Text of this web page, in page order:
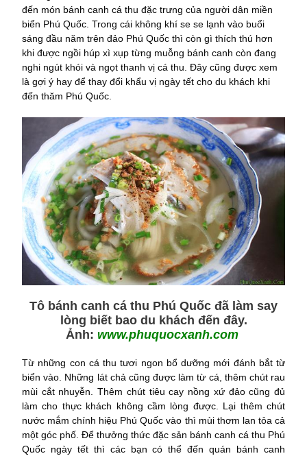
đến món bánh canh cá thu đặc trưng của người dân miền
biển Phú Quốc. Trong cái không khí se se lạnh vào buổi
sáng đầu năm trên đảo Phú Quốc thì còn gì thích thú hơn
khi được ngồi húp xì xụp từng muỗng bánh canh còn đang
nghi ngút khói và ngọt thanh vị cá thu. Đây cũng được xem
là gợi ý hay để thay đổi khẩu vị ngày tết cho du khách khi
đến thăm Phú Quốc.
Tô bánh canh cá thu Phú Quốc đã làm say
lòng biết bao du khách đến đây.
Ảnh: www.phuquocxanh.com
Từ những con cá thu tươi ngon bổ dưỡng mới đánh bắt từ
biển vào. Những lát chả cũng được làm từ cá, thêm chút rau
mùi cắt nhuyễn. Thêm chút tiêu cay nồng xứ đảo cũng đủ
làm cho thực khách không cầm lòng được. Lại thêm chút
nước mắm chính hiệu Phú Quốc vào thì mùi thơm lan tỏa cả
một góc phố. Để thưởng thức đặc sản bánh canh cá thu Phú
Quốc ngày tết thì các bạn có thể đến quán bánh canh